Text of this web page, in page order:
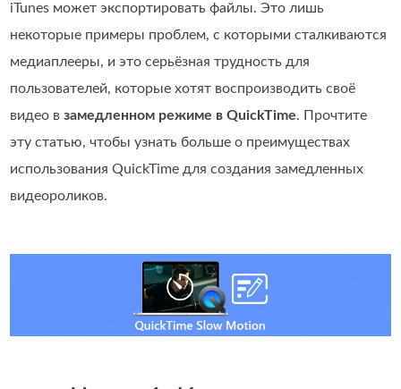
iTunes может экспортировать файлы. Это лишь
некоторые примеры проблем, с которыми сталкиваются
медиаплееры, и это серьёзная трудность для
пользователей, которые хотят воспроизводить своё
видео взамедленном режиме в QuickTime. Прочтите
эту статью, чтобы узнать больше о преимуществах
использования QuickTime для создания замедленных
видеороликов.